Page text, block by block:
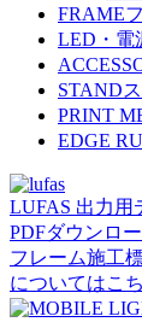
FRAME
LED・電
STAND
PRINT
EDGE
LUFAS 出力用
PDFダウンロ
フレーム施工
についてはこ